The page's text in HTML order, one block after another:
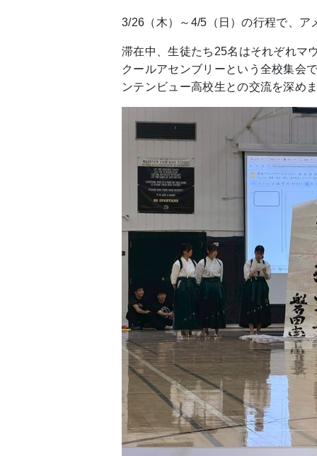
3/26（木）～4/5（日）の行程で 、
滞在中、生徒たち25名はそれぞれマ
クールアセンブリーという全校集会
ンテンビュー高校生との交流を深め